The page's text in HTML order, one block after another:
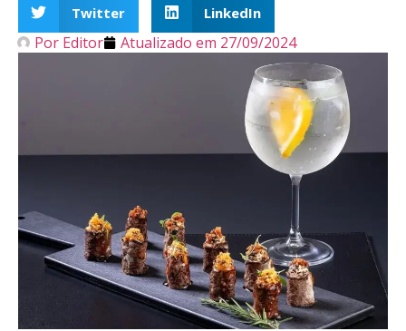
Twitter LinkedIn
Por Editor Atualizado em 27/09/2024